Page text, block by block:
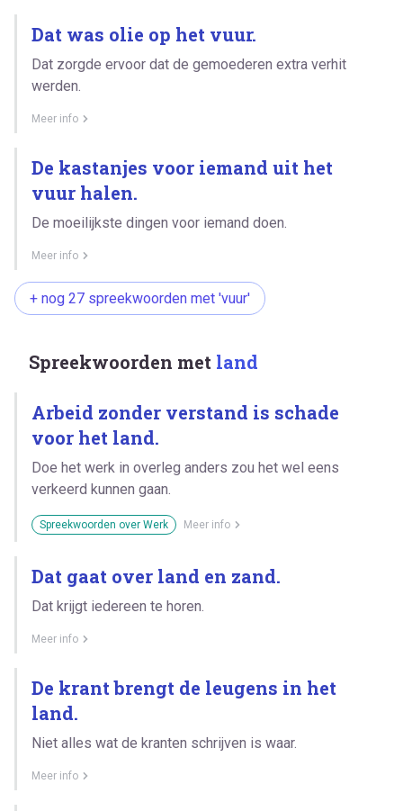
Dat was olie op het vuur.
Dat zorgde ervoor dat de gemoederen extra verhit
werden.
Meer info
De kastanjes voor iemand uit het
vuur halen.
De moeilijkste dingen voor iemand doen.
Meer info
+ nog 27 spreekwoorden met 'vuur'
Spreekwoorden met land
Arbeid zonder verstand is schade
voor het land.
Doe het werk in overleg anders zou het wel eens
verkeerd kunnen gaan.
Spreekwoorden over Werk Meer info
Dat gaat over land en zand.
Dat krijgt iedereen te horen.
Meer info
De krant brengt de leugens in het
land.
Niet alles wat de kranten schrijven is waar.
Meer info